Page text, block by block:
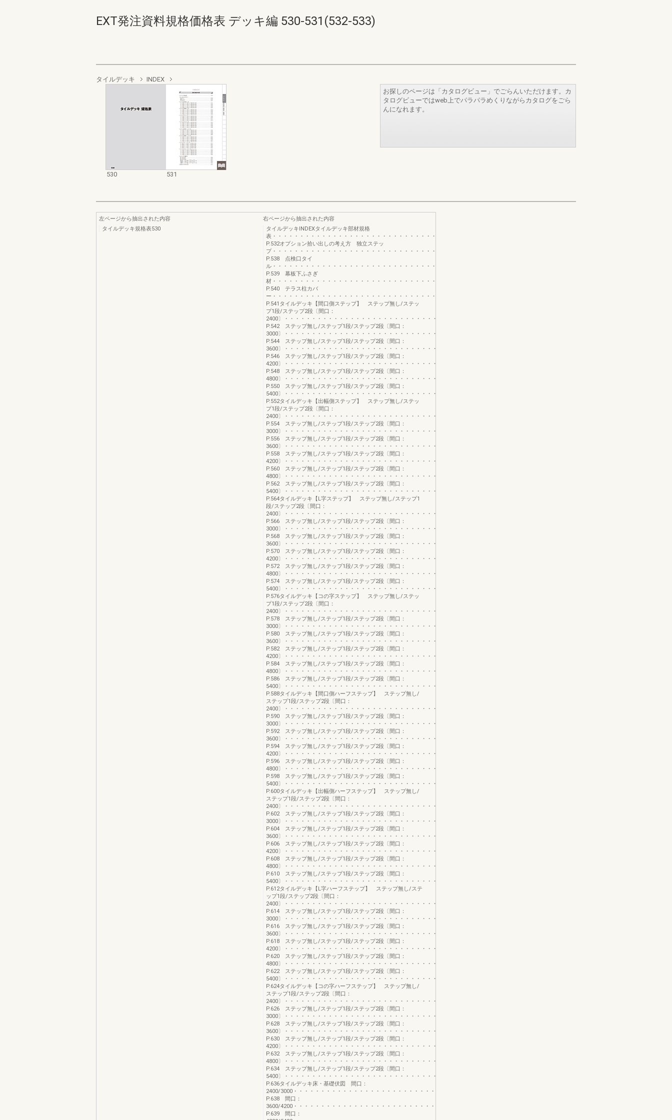
EXT発注資料規格価格表 デッキ編 530-531(532-533)
タイルデッキ INDEX
530 531
お探しのページは「カタログビュー」でごらんいただけます。カ
タログビューではweb上でパラパラめくりながらカタログをごら
んになれます。
左ページから抽出された内容
タイルデッキ規格表530
右ページから抽出された内容
タイルデッキINDEXタイルデッキ部材規格
表・・・・・・・・・・・・・・・・・・・・・・・・・・・・・・・・・・・・・・・・・・・・・・・・・・・
P.532オプション拾い出しの考え方 独立ステッ
プ・・・・・・・・・・・・・・・・・・・・・・・・・・・・・・・・・・・・・・・・・・・・・・・・・・・・・・・・・
P.538 点検口タイ
ル・・・・・・・・・・・・・・・・・・・・・・・・・・・・・・・・・・・・・・・・・・・・・・・・・・・・・・・・・
P.539 幕板下ふさぎ
材・・・・・・・・・・・・・・・・・・・・・・・・・・・・・・・・・・・・・・・・・・・・・・・・・・・・・・・
P.540 テラス柱カバ
ー・・・・・・・・・・・・・・・・・・・・・・・・・・・・・・・・・・・・・・・・・・・・・・・・・・・・・・・
P.541タイルデッキ【間口側ステップ】 ステップ無し/ステッ
プ1段/ステップ2段〔間口：
2400〕・・・・・・・・・・・・・・・・・・・・・・・・・・・・・・
P.542 ステップ無し/ステップ1段/ステップ2段〔間口：
3000〕・・・・・・・・・・・・・・・・・・・・・・・・・・・・・・
P.544 ステップ無し/ステップ1段/ステップ2段〔間口：
3600〕・・・・・・・・・・・・・・・・・・・・・・・・・・・・・・
P.546 ステップ無し/ステップ1段/ステップ2段〔間口：
4200〕・・・・・・・・・・・・・・・・・・・・・・・・・・・・・・
P.548 ステップ無し/ステップ1段/ステップ2段〔間口：
4800〕・・・・・・・・・・・・・・・・・・・・・・・・・・・・・・
P.550 ステップ無し/ステップ1段/ステップ2段〔間口：
5400〕・・・・・・・・・・・・・・・・・・・・・・・・・・・・・・
P.552タイルデッキ【出幅側ステップ】 ステップ無し/ステッ
プ1段/ステップ2段〔間口：
2400〕・・・・・・・・・・・・・・・・・・・・・・・・・・・・・・
P.554 ステップ無し/ステップ1段/ステップ2段〔間口：
3000〕・・・・・・・・・・・・・・・・・・・・・・・・・・・・・・
P.556 ステップ無し/ステップ1段/ステップ2段〔間口：
3600〕・・・・・・・・・・・・・・・・・・・・・・・・・・・・・・
P.558 ステップ無し/ステップ1段/ステップ2段〔間口：
4200〕・・・・・・・・・・・・・・・・・・・・・・・・・・・・・・
P.560 ステップ無し/ステップ1段/ステップ2段〔間口：
4800〕・・・・・・・・・・・・・・・・・・・・・・・・・・・・・・
P.562 ステップ無し/ステップ1段/ステップ2段〔間口：
5400〕・・・・・・・・・・・・・・・・・・・・・・・・・・・・・・
P.564タイルデッキ【L字ステップ】 ステップ無し/ステップ1
段/ステップ2段〔間口：
2400〕・・・・・・・・・・・・・・・・・・・・・・・・・・・・・・
P.566 ステップ無し/ステップ1段/ステップ2段〔間口：
3000〕・・・・・・・・・・・・・・・・・・・・・・・・・・・・・・
P.568 ステップ無し/ステップ1段/ステップ2段〔間口：
3600〕・・・・・・・・・・・・・・・・・・・・・・・・・・・・・・
P.570 ステップ無し/ステップ1段/ステップ2段〔間口：
4200〕・・・・・・・・・・・・・・・・・・・・・・・・・・・・・・
P.572 ステップ無し/ステップ1段/ステップ2段〔間口：
4800〕・・・・・・・・・・・・・・・・・・・・・・・・・・・・・・
P.574 ステップ無し/ステップ1段/ステップ2段〔間口：
5400〕・・・・・・・・・・・・・・・・・・・・・・・・・・・・・・
P.576タイルデッキ【コの字ステップ】 ステップ無し/ステッ
プ1段/ステップ2段〔間口：
2400〕・・・・・・・・・・・・・・・・・・・・・・・・・・・・・・
P.578 ステップ無し/ステップ1段/ステップ2段〔間口：
3000〕・・・・・・・・・・・・・・・・・・・・・・・・・・・・・・
P.580 ステップ無し/ステップ1段/ステップ2段〔間口：
3600〕・・・・・・・・・・・・・・・・・・・・・・・・・・・・・・
P.582 ステップ無し/ステップ1段/ステップ2段〔間口：
4200〕・・・・・・・・・・・・・・・・・・・・・・・・・・・・・・
P.584 ステップ無し/ステップ1段/ステップ2段〔間口：
4800〕・・・・・・・・・・・・・・・・・・・・・・・・・・・・・・
P.586 ステップ無し/ステップ1段/ステップ2段〔間口：
5400〕・・・・・・・・・・・・・・・・・・・・・・・・・・・・・・
P.588タイルデッキ【間口側ハーフステップ】 ステップ無し/
ステップ1段/ステップ2段〔間口：
2400〕・・・・・・・・・・・・・・・・・・・・・・・・・・・・・・
P.590 ステップ無し/ステップ1段/ステップ2段〔間口：
3000〕・・・・・・・・・・・・・・・・・・・・・・・・・・・・・・
P.592 ステップ無し/ステップ1段/ステップ2段〔間口：
3600〕・・・・・・・・・・・・・・・・・・・・・・・・・・・・・・
P.594 ステップ無し/ステップ1段/ステップ2段〔間口：
4200〕・・・・・・・・・・・・・・・・・・・・・・・・・・・・・・
P.596 ステップ無し/ステップ1段/ステップ2段〔間口：
4800〕・・・・・・・・・・・・・・・・・・・・・・・・・・・・・・
P.598 ステップ無し/ステップ1段/ステップ2段〔間口：
5400〕・・・・・・・・・・・・・・・・・・・・・・・・・・・・・・
P.600タイルデッキ【出幅側ハーフステップ】 ステップ無し/
ステップ1段/ステップ2段〔間口：
2400〕・・・・・・・・・・・・・・・・・・・・・・・・・・・・・・
P.602 ステップ無し/ステップ1段/ステップ2段〔間口：
3000〕・・・・・・・・・・・・・・・・・・・・・・・・・・・・・・
P.604 ステップ無し/ステップ1段/ステップ2段〔間口：
3600〕・・・・・・・・・・・・・・・・・・・・・・・・・・・・・・
P.606 ステップ無し/ステップ1段/ステップ2段〔間口：
4200〕・・・・・・・・・・・・・・・・・・・・・・・・・・・・・・
P.608 ステップ無し/ステップ1段/ステップ2段〔間口：
4800〕・・・・・・・・・・・・・・・・・・・・・・・・・・・・・・
P.610 ステップ無し/ステップ1段/ステップ2段〔間口：
5400〕・・・・・・・・・・・・・・・・・・・・・・・・・・・・・・
P.612タイルデッキ【L字ハーフステップ】 ステップ無し/ステ
ップ1段/ステップ2段〔間口：
2400〕・・・・・・・・・・・・・・・・・・・・・・・・・・・・・・
P.614 ステップ無し/ステップ1段/ステップ2段〔間口：
3000〕・・・・・・・・・・・・・・・・・・・・・・・・・・・・・・
P.616 ステップ無し/ステップ1段/ステップ2段〔間口：
3600〕・・・・・・・・・・・・・・・・・・・・・・・・・・・・・・
P.618 ステップ無し/ステップ1段/ステップ2段〔間口：
4200〕・・・・・・・・・・・・・・・・・・・・・・・・・・・・・・
P.620 ステップ無し/ステップ1段/ステップ2段〔間口：
4800〕・・・・・・・・・・・・・・・・・・・・・・・・・・・・・・
P.622 ステップ無し/ステップ1段/ステップ2段〔間口：
5400〕・・・・・・・・・・・・・・・・・・・・・・・・・・・・・・
P.624タイルデッキ【コの字ハーフステップ】 ステップ無し/
ステップ1段/ステップ2段〔間口：
2400〕・・・・・・・・・・・・・・・・・・・・・・・・・・・・・・
P.626 ステップ無し/ステップ1段/ステップ2段〔間口：
3000〕・・・・・・・・・・・・・・・・・・・・・・・・・・・・・・
P.628 ステップ無し/ステップ1段/ステップ2段〔間口：
3600〕・・・・・・・・・・・・・・・・・・・・・・・・・・・・・・
P.630 ステップ無し/ステップ1段/ステップ2段〔間口：
4200〕・・・・・・・・・・・・・・・・・・・・・・・・・・・・・・
P.632 ステップ無し/ステップ1段/ステップ2段〔間口：
4800〕・・・・・・・・・・・・・・・・・・・・・・・・・・・・・・
P.634 ステップ無し/ステップ1段/ステップ2段〔間口：
5400〕・・・・・・・・・・・・・・・・・・・・・・・・・・・・・・
P.636タイルデッキ床・基礎伏図 間口：
2400/3000・・・・・・・・・・・・・・・・・・・・・・・・・・・・・・・・・・・・・・・・・・・・・・・・・・・・・
P.638 間口：
3600/4200・・・・・・・・・・・・・・・・・・・・・・・・・・・・・・・・・・・・・・・・・・・・・・・・・・・・・
P.639 間口：